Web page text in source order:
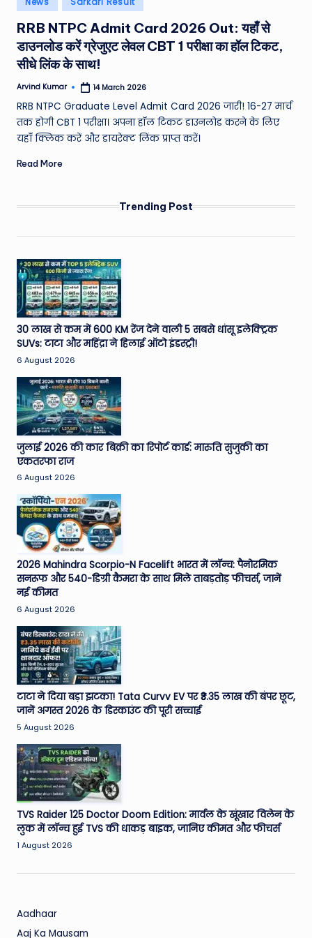
e
a
t
h
er
,
T
e
h
&
M
o
vi
e
N
e
w
s
A
ro
u
n
d
T
h
e
W
o
rl
d
in
RRB NTPC Admit Card 2026 Out: यहाँ से
डाउनलोड करें ग्रेजुएट लेवल CBT 1 परीक्षा का हॉल टिकट,
सीधे लिंक के साथ!
Posted
Arvind Kumar 14 March 2026
RRB NTPC Graduate Level Admit Card 2026 जारी! 16-27 मार्च
तक होगी CBT 1 परीक्षा। अपना हॉल टिकट डाउनलोड करने के लिए
यहाँ क्लिक करें और डायरेक्ट लिंक प्राप्त करें।
Read More
Trending Post
30 लाख से कम में 600 KM रेंज देने वाली 5 सबसे धांसू इलेक्ट्रिक
SUVs: टाटा और महिंद्रा ने हिलाई ऑटो इंडस्ट्री!
6 August 2026
जुलाई 2026 की कार बिक्री का रिपोर्ट कार्ड: मारुति सुजुकी का
एकतरफा राज
6 August 2026
2026 Mahindra Scorpio-N Facelift भारत में लॉन्च: पैनोरमिक
सनरूफ और 540-डिग्री कैमरा के साथ मिले ताबड़तोड़ फीचर्स, जानें
नई कीमत
6 August 2026
टाटा ने दिया बड़ा झटका! Tata Curvv EV पर ₹3.35 लाख की बंपर छूट,
जानें अगस्त 2026 के डिस्काउंट की पूरी सच्चाई
5 August 2026
TVS Raider 125 Doctor Doom Edition: मार्वल के खूंखार विलेन के
लुक में लॉन्च हुई TVS की धाकड़ बाइक, जानिए कीमत और फीचर्स
1 August 2026
Aadhaar
Aaj Ka Mausam